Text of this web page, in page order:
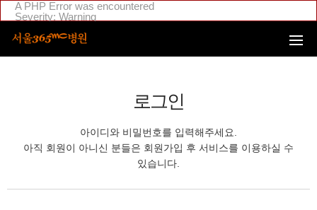
A PHP Error was encountered
Severity: Warning
Filename: _inc/header_body.php
Backtrace:
Function: include
File:
/home/login/public_html/application/views/mobile/seoul/_inc/
Function: include
본문 바로가기
로그인
아이디와 비밀번호를 입력해주세요.
아직 회원이 아니신 분들은 회원가입 후 서비스를 이용하실 수
있습니다.